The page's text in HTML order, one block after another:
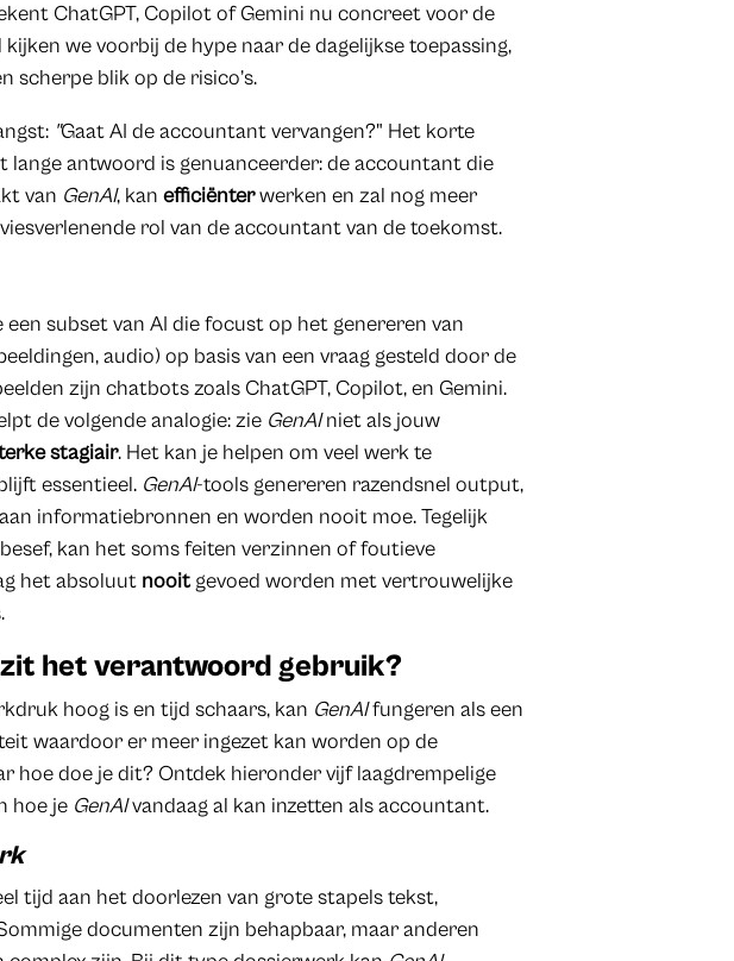
ChatGPT, Copilot of Gemini nu concreet voor de
we voorbij de hype naar de dagelijkse toepassing,
scherpe blik op de risico’s.
"Gaat AI de accountant vervangen?" Het korte
lange antwoord is genuanceerder: de accountant die
van GenAI, kanefficiënterwerken en zal nog meer
rol van de accountant van de toekomst.
subset van AI die focust op het genereren van
audio) op basis van een vraag gesteld door de
zijn chatbots zoals ChatGPT, Copilot, en Gemini.
de volgende analogie: zie GenAIniet als jouw
stagiair. Het kan je helpen om veel werk te
essentieel. GenAI-tools genereren razendsnel output,
informatiebronnen en worden nooit moe. Tegelijk
kan het soms feiten verzinnen of foutieve
het absoluut nooit gevoed worden met vertrouwelijke
zit het verantwoord gebruik?
hoog is en tijd schaars, kan GenAIfungeren als een
waardoor er meer ingezet kan worden op de
hoe doe je dit? Ontdek hieronder vijf laagdrempelige
hoe je GenAIvandaag al kan inzetten als accountant.
tijd aan het doorlezen van grote stapels tekst,
documenten zijn behapbaar, maar anderen